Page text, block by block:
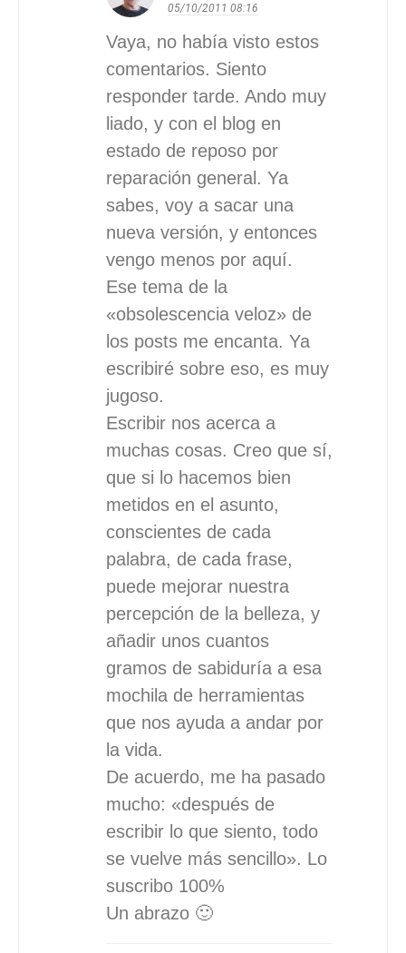
05/10/2011 08:16
Vaya, no había visto estos
comentarios. Siento
responder tarde. Ando muy
liado, y con el blog en
estado de reposo por
reparación general. Ya
sabes, voy a sacar una
nueva versión, y entonces
vengo menos por aquí.
Ese tema de la
«obsolescencia veloz» de
los posts me encanta. Ya
escribiré sobre eso, es muy
jugoso.
Escribir nos acerca a
muchas cosas. Creo que sí,
que si lo hacemos bien
metidos en el asunto,
conscientes de cada
palabra, de cada frase,
puede mejorar nuestra
percepción de la belleza, y
añadir unos cuantos
gramos de sabiduría a esa
mochila de herramientas
que nos ayuda a andar por
la vida.
De acuerdo, me ha pasado
mucho: «después de
escribir lo que siento, todo
se vuelve más sencillo». Lo
suscribo 100%
Un abrazo 🙂